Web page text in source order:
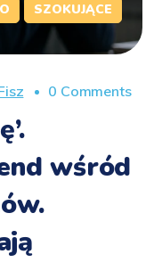
SZOKUJĄCE
0 Comments
wśród